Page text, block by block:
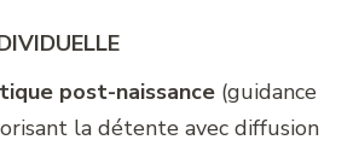
post-naissance (guidance
la détente avec diffusion